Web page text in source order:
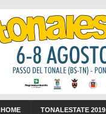
HOME TONALESTATE 2019